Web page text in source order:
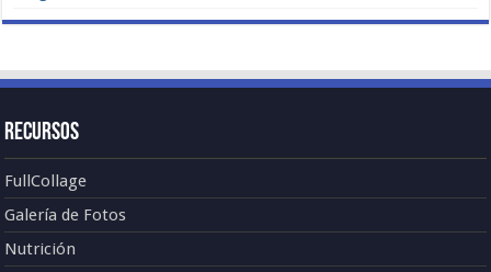
Recursos
FullCollage
Galería de Fotos
Nutrición